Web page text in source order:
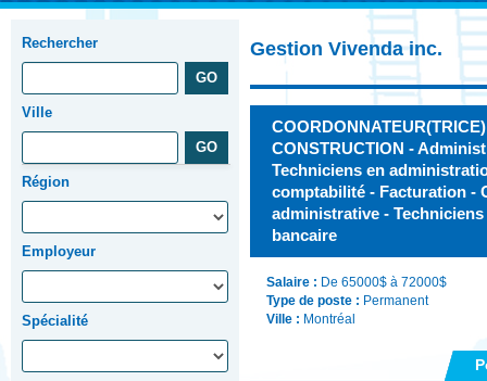
Rechercher
Ville
Région
Employeur
Spécialité
Gestion Vivenda inc.
CONSTRUCTION -
Techniciens en
comptabilité - Facturation -
administrative -
bancaire
Salaire : De 65000$ à 72000$
Type de poste : Permanent
Ville : Montréal